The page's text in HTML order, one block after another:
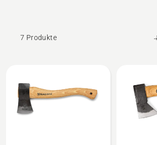
7 Produkte
Produkte